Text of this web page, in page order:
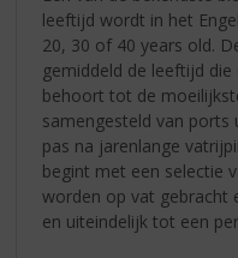
leeftijd wordt in het
20, 30 of 40 years old.
gemiddeld de leeftijd
behoort tot de
samengesteld van ports
pas na jarenlange
begint met een selectie
worden op vat gebracht
en uiteindelijk tot een